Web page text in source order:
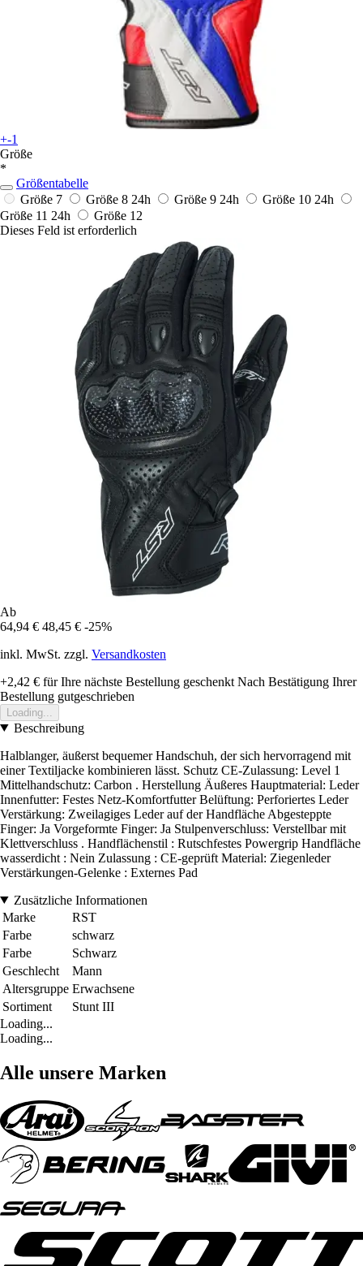
+-1
Größe
*
Größentabelle
Größe 7
Größe 8 24h Größe 9 24h Größe 10 24h
Größe 11 24h
Größe 12
Dieses Feld ist erforderlich
Ab
64,94 € 48,45 € -25%
inkl. MwSt. zzgl. Versandkosten
+2,42 € für Ihre nächste Bestellung geschenkt Nach Bestätigung Ihrer
Bestellung gutgeschrieben
Loading...
Beschreibung
Halblanger, äußerst bequemer Handschuh, der sich hervorragend mit
einer Textiljacke kombinieren lässt. Schutz CE-Zulassung: Level 1
Mittelhandschutz: Carbon . Herstellung Äußeres Hauptmaterial: Leder
Innenfutter: Festes Netz-Komfortfutter Belüftung: Perforiertes Leder
Verstärkung: Zweilagiges Leder auf der Handfläche Abgesteppte
Finger: Ja Vorgeformte Finger: Ja Stulpenverschluss: Verstellbar mit
Klettverschluss . Handflächenstil : Rutschfestes Powergrip Handfläche
wasserdicht : Nein Zulassung : CE-geprüft Material: Ziegenleder
Verstärkungen-Gelenke : Externes Pad
Zusätzliche Informationen
Marke
RST
Farbe
schwarz
Farbe
Schwarz
Geschlecht
Mann
Altersgruppe Erwachsene
Sortiment
Stunt III
Loading...
Loading...
Alle unsere Marken